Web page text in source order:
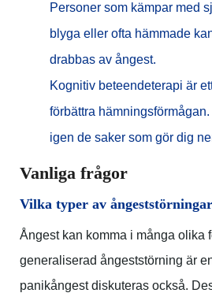
Personer som kämpar med
blyga eller ofta hämmade
drabbas av ångest.
Kognitiv beteendeterapi är
förbättra
igen de saker som gör dig
Vanliga frågor
Vilka typer av
Ångest kan komma i många olika
generaliserad ångeststörning är
panikångest diskuteras också.